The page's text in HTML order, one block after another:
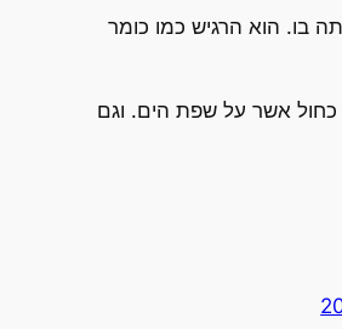
בו. הוא הרגיש כמו כומר
כחול אשר על שפת הים. וגם